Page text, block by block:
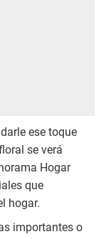
ese toque
se verá
Hogar
que
hogar.
importantes o